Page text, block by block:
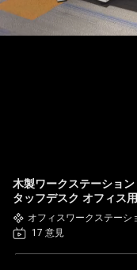
木製ワークステーショ
タッフデスク オフィス
ション
オフィスワークステーシ
17 意見